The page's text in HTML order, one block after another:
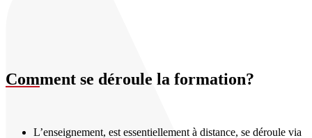
Comment se déroule la formation?
L’enseignement, est essentiellement à distance, se déroule via